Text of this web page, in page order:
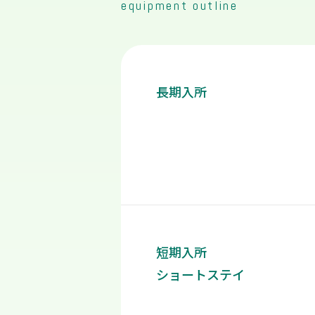
equipment outline
長期入所
短期入所
ショートステイ